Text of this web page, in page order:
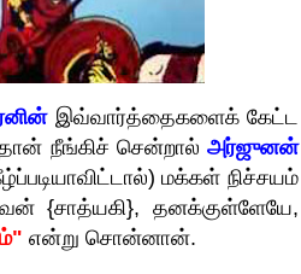
இவ்வார்த்தைகளைக் கேட்ட
நீங்கிச் சென்றால்அர்ஜுனன்
மக்கள் நிச்சயம்
{சாத்யகி}, தனக்குள்ளேயே,
என்று சொன்னான்.